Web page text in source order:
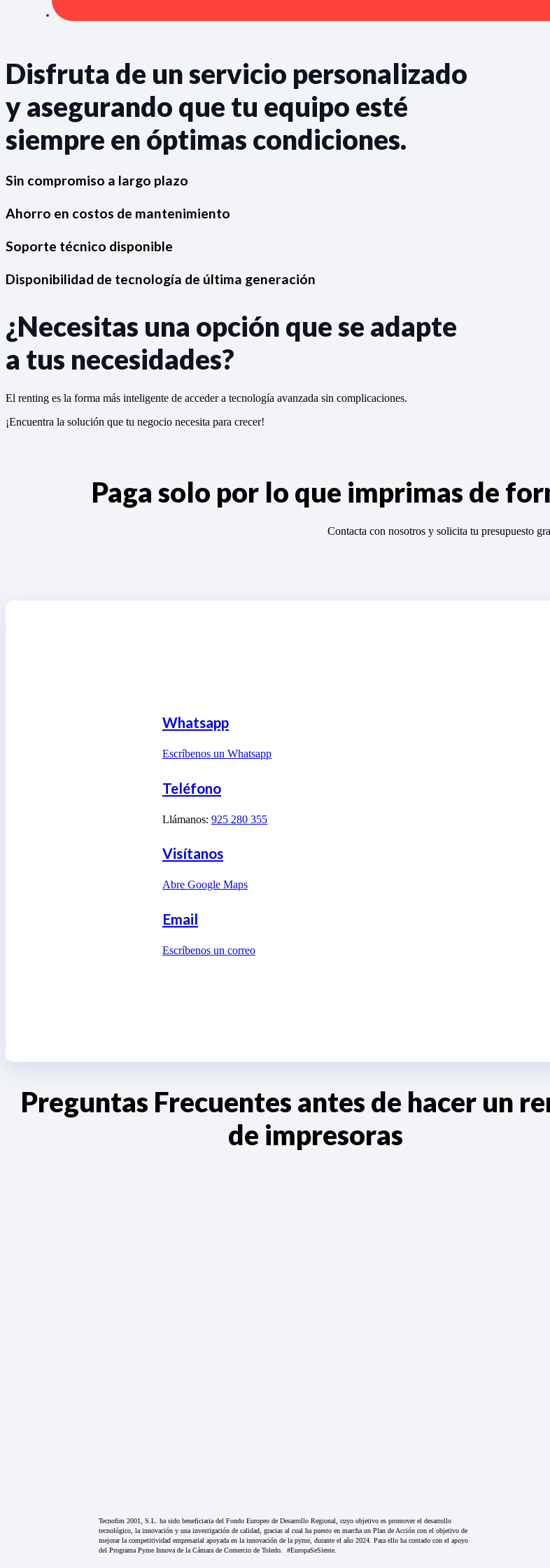
Disfruta de un servicio personalizado
y asegurando que tu equipo esté
siempre en óptimas condiciones.
Sin compromiso a largo plazo
Ahorro en costos de mantenimiento
Soporte técnico disponible
Disponibilidad de tecnología de última generación
¿Necesitas una opción que se adapte
a tus necesidades?
El renting es la forma más inteligente de acceder a tecnología avanzada sin complicaciones.
¡Encuentra la solución que tu negocio necesita para crecer!
Paga solo por lo que imprimas de
Contacta con nosotros y solicita tu presupuesto
Whatsapp
Escríbenos un Whatsapp
Teléfono
Llámanos: 925 280 355
Visítanos
Abre Google Maps
Email
Escríbenos un correo
Preguntas Frecuentes antes de hacer un
de impresoras
Tecnofim 2001, S.L. ha sido beneficiaria del Fondo Europeo de Desarrollo Regional, cuyo objetivo es promover el desarrollo
tecnológico, la innovación y una investigación de calidad, gracias al cual ha puesto en marcha un Plan de Acción con el objetivo de
mejorar la competitividad empresarial apoyada en la innovación de la pyme, durante el año 2024. Para ello ha contado con el apoyo
del Programa Pyme Innova de la Cámara de Comercio de Toledo. #EuropaSeSiente.